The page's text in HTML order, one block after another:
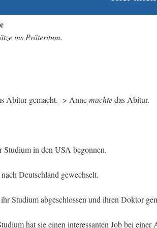
ins Präteritum.
Abitur gemacht. -> Annemachtedas Abitur.
Studium in den USA begonnen.
Deutschland gewechselt.
Studium abgeschlossen und ihren Doktor
hat sie einen interessanten Job bei